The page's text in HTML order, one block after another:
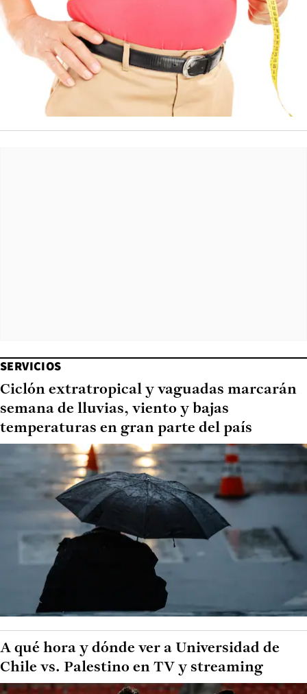
SERVICIOS
Ciclón extratropical y vaguadas marcarán
semana de lluvias, viento y bajas
temperaturas en gran parte del país
A qué hora y dónde ver a Universidad de
Chile vs. Palestino en TV y streaming